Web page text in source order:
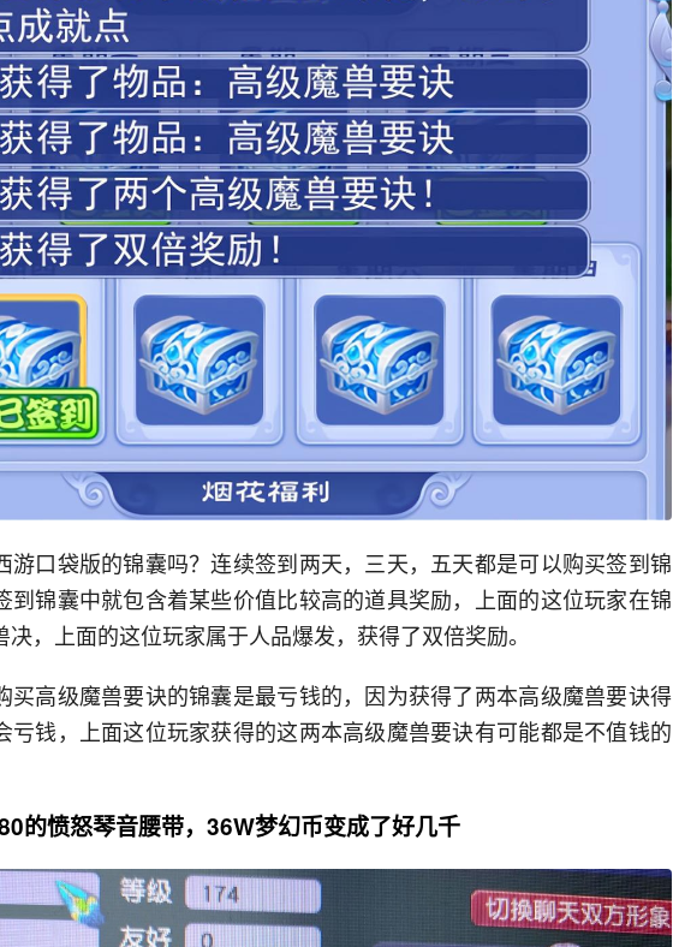
游口袋版的锦囊吗？连续签到两天，三天，五天都是可以购买签到锦
到锦囊中就包含着某些价值比较高的道具奖励，上面的这位玩家在锦
决，上面的这位玩家属于人品爆发，获得了双倍奖励。
买高级魔兽要诀的锦囊是最亏钱的，因为获得了两本高级魔兽要诀得
亏钱，上面这位玩家获得的这两本高级魔兽要诀有可能都是不值钱的
的愤怒琴音腰带，36W梦幻币变成了好几千